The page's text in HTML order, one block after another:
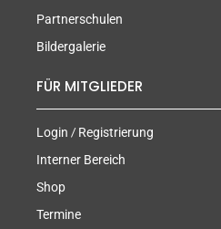
Partnerschulen
Bildergalerie
FÜR MITGLIEDER
Login / Registrierung
Interner Bereich
Shop
Termine